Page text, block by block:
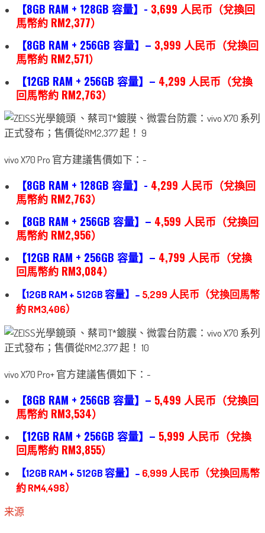
【8GB RAM + 128GB 容量】- 3,699 人民币（兌換回
馬幣約 RM2,377）
【8GB RAM + 256GB 容量】– 3,999 人民币（兌換回
馬幣約 RM2,571）
【12GB RAM + 256GB 容量】– 4,299 人民币（兌換
回馬幣約 RM2,763）
vivo X70 Pro 官方建議售價如下：-
【8GB RAM + 128GB 容量】- 4,299 人民币（兌換回
馬幣約 RM2,763）
【8GB RAM + 256GB 容量】– 4,599 人民币（兌換回
馬幣約 RM2,956）
【12GB RAM + 256GB 容量】– 4,799 人民币（兌換
回馬幣約 RM3,084）
【12GB RAM + 512GB 容量】– 5,299 人民币（兌換回馬幣
約 RM3,406）
vivo X70 Pro+ 官方建議售價如下：-
【8GB RAM + 256GB 容量】– 5,499 人民币（兌換回
馬幣約 RM3,534）
【12GB RAM + 256GB 容量】– 5,999 人民币（兌換
回馬幣約 RM3,855）
【12GB RAM + 512GB 容量】– 6,999 人民币（兌換回馬幣
約 RM4,498）
来源